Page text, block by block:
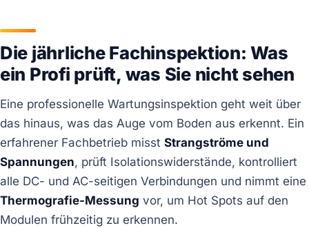
Die jährliche Fachinspektion: Was
ein Profi prüft, was Sie nicht sehen
Eine professionelle Wartungsinspektion geht weit über
das hinaus, was das Auge vom Boden aus erkennt. Ein
erfahrener Fachbetrieb misst Strangströme und
Spannungen, prüft Isolationswiderstände, kontrolliert
alle DC- und AC-seitigen Verbindungen und nimmt eine
Thermografie-Messung vor, um Hot Spots auf den
Modulen frühzeitig zu erkennen.